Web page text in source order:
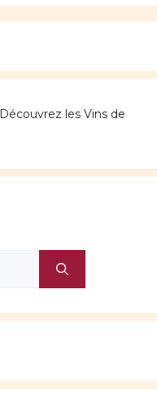
Découvrez les Vins de